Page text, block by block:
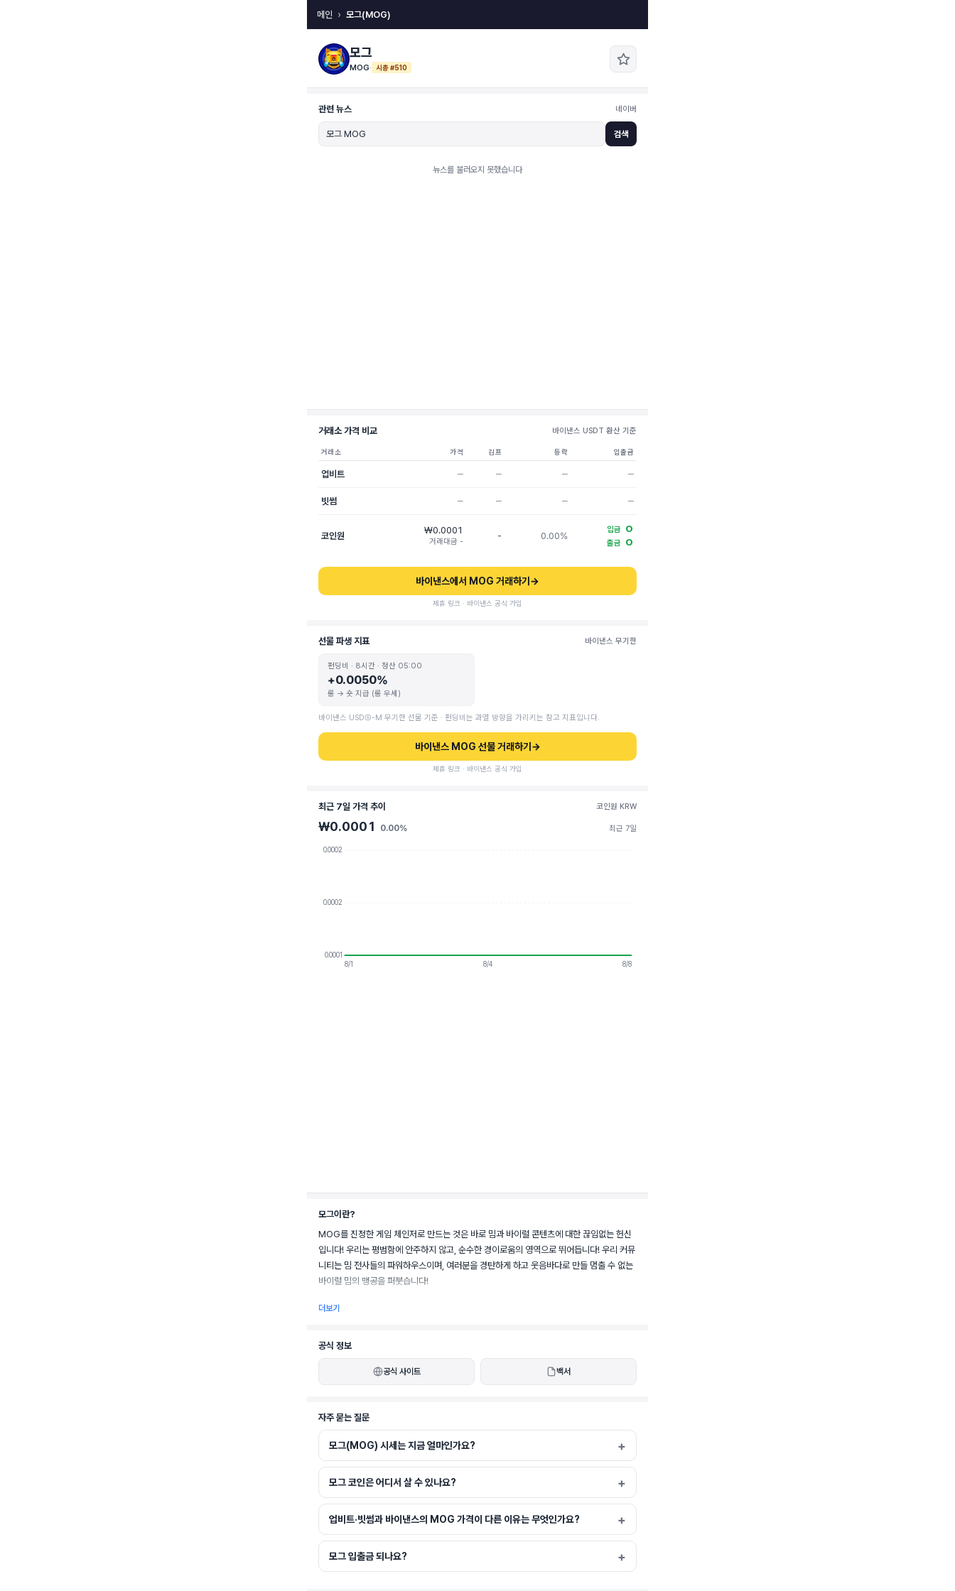
메인 모그(MOG)
모그
MOG· 시총 #510
관련 뉴스 네이버
검색
뉴스를 불러오지 못했습니다
거래소 가격 비교 바이낸스 USDT 환산 기준
거래소 가격 김프 등락 입출금
업비트 ─ ─ ─ ─
빗썸 ─ ─ ─ ─
코인원
₩0.0001
거래대금 -
- 0.00%
입금 O
출금 O
바이낸스에서 MOG 거래하기 →
제휴 링크 · 바이낸스 공식 가입
선물 파생 지표 바이낸스 무기한
펀딩비 · 8시간 · 정산 05:00
+0.0050%
롱 → 숏 지급 (롱 우세)
바이낸스 USDⓈ-M 무기한 선물 기준 · 펀딩비는 과열 방향을 가리키는 참고 지표입니다.
바이낸스 MOG 선물 거래하기 →
제휴 링크 · 바이낸스 공식 가입
최근 7일 가격 추이 코인원 KRW
₩0.0001 0.00% 최근 7일
0.0002
0.0002
0.0001
8/1
8/4 8/8
모그이란?
MOG를 진정한 게임 체인저로 만드는 것은 바로 밈과 바이럴 콘텐츠에 대한 끊임없는 헌신
입니다! 우리는 평범함에 안주하지 않고, 순수한 경이로움의 영역으로 뛰어듭니다! 우리 커뮤
니티는 밈 전사들의 파워하우스이며, 여러분을 경탄하게 하고 웃음바다로 만들 멈출 수 없는
바이럴 밈의 맹공을 퍼붓습니다!
우리는 장난하러 온 것이 아닙니다. 지배하러 왔습니다! MOG는 한계를 뛰어넘고, 장벽을 부
수고, 경쟁자들을 먼지 속에 남겨두는 것에 관한 것입니다! 유머에 대한 우리의 열정은 불타
는 용광로처럼 타오르며, 온 인터넷이 우리의 밈 패권에 무릎 꿇을 때까지 쉬지 않을 것입니
그리고 우리 커뮤니티는요? 그것은 형제애이며, 지칠 줄 모르는 지지와 동지애의 파워하우스
입니다! MOG의 일원이 된다는 것은 멈출 수 없는 힘의 일부가 되는 것이며, 밈 혁명의 불꽃
으로 단련된 가족이 되는 것입니다!
그러니, 역사상 가장 강렬하고 정신을 뒤흔드는 밈코인 운동에 참여할 준비가 되었다면, 안전
벨트를 매고, 단단히 준비하세요! MOG가 왕좌를 차지하기 위해 왔으며, 우리는 누구도 살려
더보기
공식 정보
공식 사이트 백서
자주 묻는 질문
모그(MOG) 시세는 지금 얼마인가요?
모그 코인은 어디서 살 수 있나요?
업비트·빗썸과 바이낸스의 MOG 가격이 다른 이유는 무엇인가요?
모그 입출금 되나요?